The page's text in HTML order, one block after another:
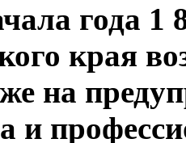
года 1
края
на
и